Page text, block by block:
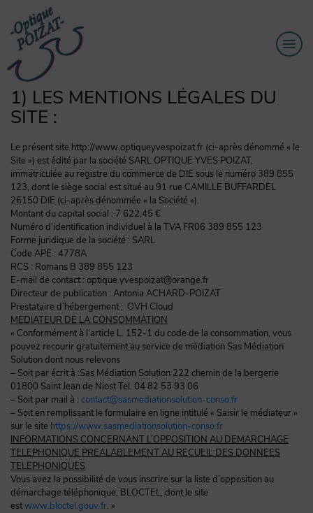
1) LES MENTIONS LÉGALES DU
SITE :
Le présent site http://www.optiqueyvespoizat.fr (ci-après dénommé « le
Site ») est édité par la société SARL OPTIQUE YVES POIZAT,
immatriculée au registre du commerce de DIE sous le numéro 389 855
123, dont le siège social est situé au 91 rue CAMILLE BUFFARDEL
26150 DIE (ci-après dénommée « la Société »).
Montant du capital social : 7 622,45 €
Numéro d’identification individuel à la TVA FR06 389 855 123
Forme juridique de la société : SARL
Code APE : 4778A
RCS : Romans B 389 855 123
E-mail de contact : optique.yvespoizat@orange.fr
Directeur de publication : Antonia ACHARD-POIZAT
Prestataire d’hébergement : OVH Cloud
MEDIATEUR DE LA CONSOMMATION
« Conformément à l’article L. 152-1 du code de la consommation, vous
pouvez recourir gratuitement au service de médiation Sas Médiation
Solution dont nous relevons
– Soit par écrit à :Sas Médiation Solution 222 chemin de la bergerie
01800 Saint Jean de Niost Tel. 04 82 53 93 06
– Soit par mail à : contact@sasmediationsolution-conso.fr
– Soit en remplissant le formulaire en ligne intitulé « Saisir le médiateur »
sur le site https://www.sasmediationsolution-conso.fr
INFORMATIONS CONCERNANT L’OPPOSITION AU DEMARCHAGE
TELEPHONIQUE PREALABLEMENT AU RECUEIL DES DONNEES
TELEPHONIQUES
Vous avez la possibilité de vous inscrire sur la liste d’opposition au
démarchage téléphonique, BLOCTEL, dont le site
estwww.bloctel.gouv.fr. »